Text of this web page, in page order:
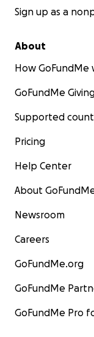
Sign up as a
About
How GoFundMe
GoFundMe
Supported
Pricing
Help Center
About
Newsroom
Careers
GoFundMe.org
GoFundMe
GoFundMe Pro